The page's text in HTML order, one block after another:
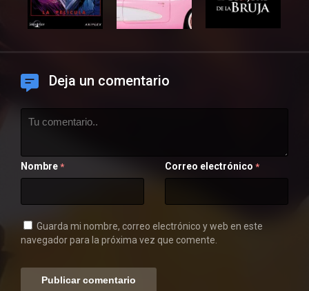
Deja un comentario
Nombre * Correo electrónico *
Guarda mi nombre, correo electrónico y web en este
navegador para la próxima vez que comente.